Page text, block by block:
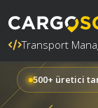
Transport
500+ üretici